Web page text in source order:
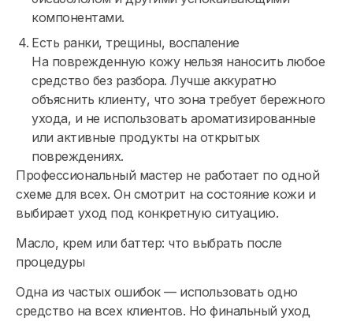
компонентами.
Есть ранки, трещины, воспаление
На поврежденную кожу нельзя наносить любое
средство без разбора. Лучше аккуратно
объяснить клиенту, что зона требует бережного
ухода, и не использовать ароматизированные
или активные продукты на открытых
повреждениях.
Профессиональный мастер не работает по одной
схеме для всех. Он смотрит на состояние кожи и
выбирает уход под конкретную ситуацию.
Масло, крем или баттер: что выбрать после
процедуры
Одна из частых ошибок — использовать одно
средство на всех клиентов. Но финальный уход